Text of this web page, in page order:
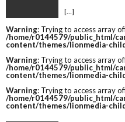
[…]
Warning: Trying to access array
/home/r0144579/public_html/
content/themes/lionmedia-
Warning: Trying to access array
/home/r0144579/public_html/
content/themes/lionmedia-
Warning: Trying to access array
/home/r0144579/public_html/
content/themes/lionmedia-